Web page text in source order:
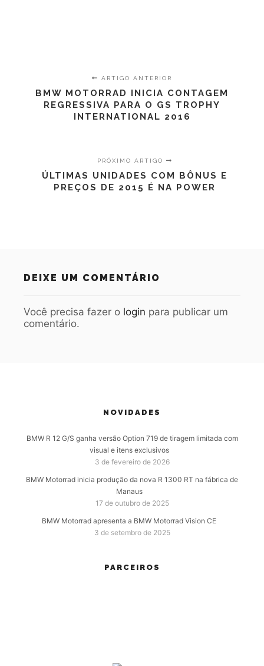
ARTIGO ANTERIOR
BMW MOTORRAD INICIA CONTAGEM
REGRESSIVA PARA O GS TROPHY
INTERNATIONAL 2016
PRÓXIMO ARTIGO
ÚLTIMAS UNIDADES COM BÔNUS E
PREÇOS DE 2015 É NA POWER
DEIXE UM COMENTÁRIO
Você precisa fazer o login para publicar um
comentário.
NOVIDADES
BMW R 12 G/S ganha versão Option 719 de tiragem limitada com
visual e itens exclusivos
3 de fevereiro de 2026
BMW Motorrad inicia produção da nova R 1300 RT na fábrica de
Manaus
17 de outubro de 2025
BMW Motorrad apresenta a BMW Motorrad Vision CE
3 de setembro de 2025
PARCEIROS